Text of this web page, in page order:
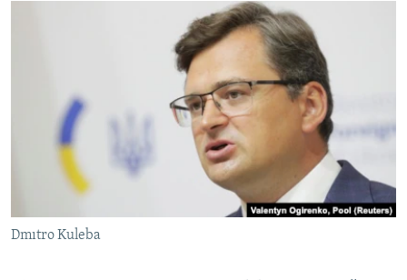
BLOGLAR
Русский
Українською
Dmıtro Kuleba